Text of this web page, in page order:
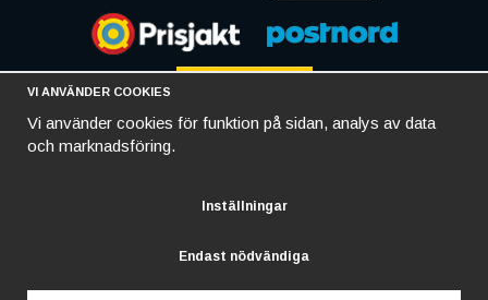
VI ANVÄNDER COOKIES
Vi använder cookies för funktion på sidan, analys av data
och marknadsföring.
Inställningar
Endast nödvändiga